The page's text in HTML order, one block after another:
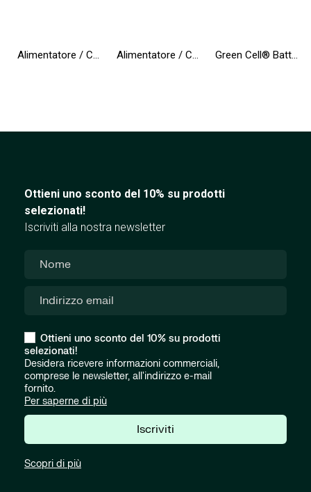
Ottieni uno sconto del 10% su prodotti
selezionati!
Iscriviti alla nostra newsletter
Ottieni uno sconto del 10% su prodotti
selezionati!
Desidera ricevere informazioni commerciali,
comprese le newsletter, all'indirizzo e-mail
fornito.
Per saperne di più
Iscriviti
Scopri di più